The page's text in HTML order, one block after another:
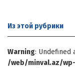
Из этой рубрики
Warning: Undefined
/web/minval.az/